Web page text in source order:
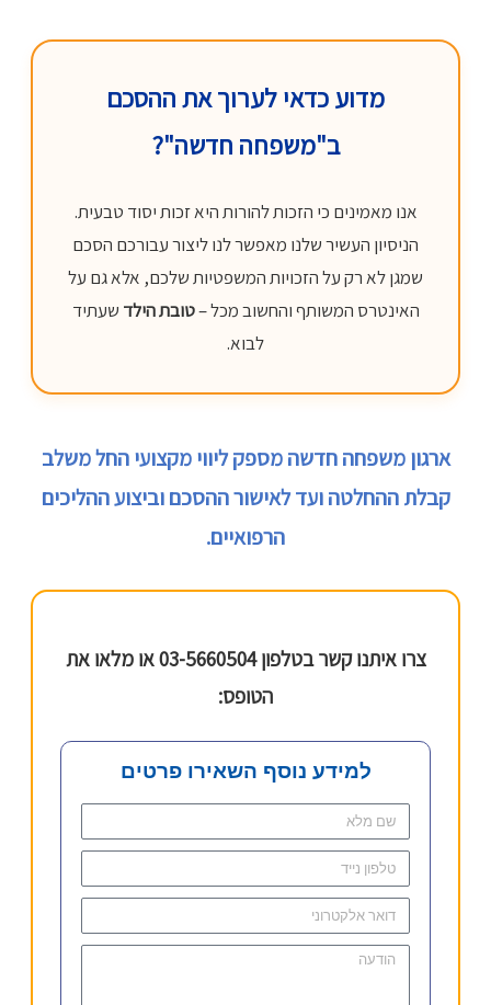
מדוע כדאי לערוך את ההסכם
ב"משפחה חדשה"?
אנו מאמינים כי הזכות להורות היא זכות יסוד טבעית.
הניסיון העשיר שלנו מאפשר לנו ליצור עבורכם הסכם
שמגן לא רק על הזכויות המשפטיות שלכם, אלא גם על
האינטרס המשותף והחשוב מכל –טובת הילד שעתיד
לבוא.
ארגון משפחה חדשה מספק ליווי מקצועי החל משלב
קבלת ההחלטה ועד לאישור ההסכם וביצוע ההליכים
הרפואיים.
צרו איתנו קשר בטלפון 03-5660504 או מלאו את
הטופס:
למידע נוסף השאירו פרטים